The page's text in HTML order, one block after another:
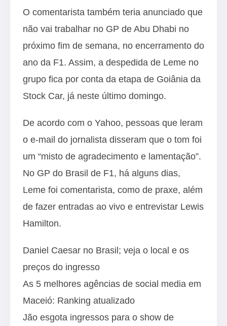
O comentarista também teria anunciado que
não vai trabalhar no GP de Abu Dhabi no
próximo fim de semana, no encerramento do
ano da F1. Assim, a despedida de Leme no
grupo fica por conta da etapa de Goiânia da
Stock Car, já neste último domingo.
De acordo com o Yahoo, pessoas que leram
o e-mail do jornalista disseram que o tom foi
um “misto de agradecimento e lamentação”.
No GP do Brasil de F1, há alguns dias,
Leme foi comentarista, como de praxe, além
de fazer entradas ao vivo e entrevistar Lewis
Hamilton.
Daniel Caesar no Brasil; veja o local e os
preços do ingresso
As 5 melhores agências de social media em
Maceió: Ranking atualizado
Jão esgota ingressos para o show de